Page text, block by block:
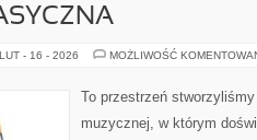
LUT - 16 - 2026 MOŻLIWOŚĆ
To przestrzeń
muzycznej, w którym